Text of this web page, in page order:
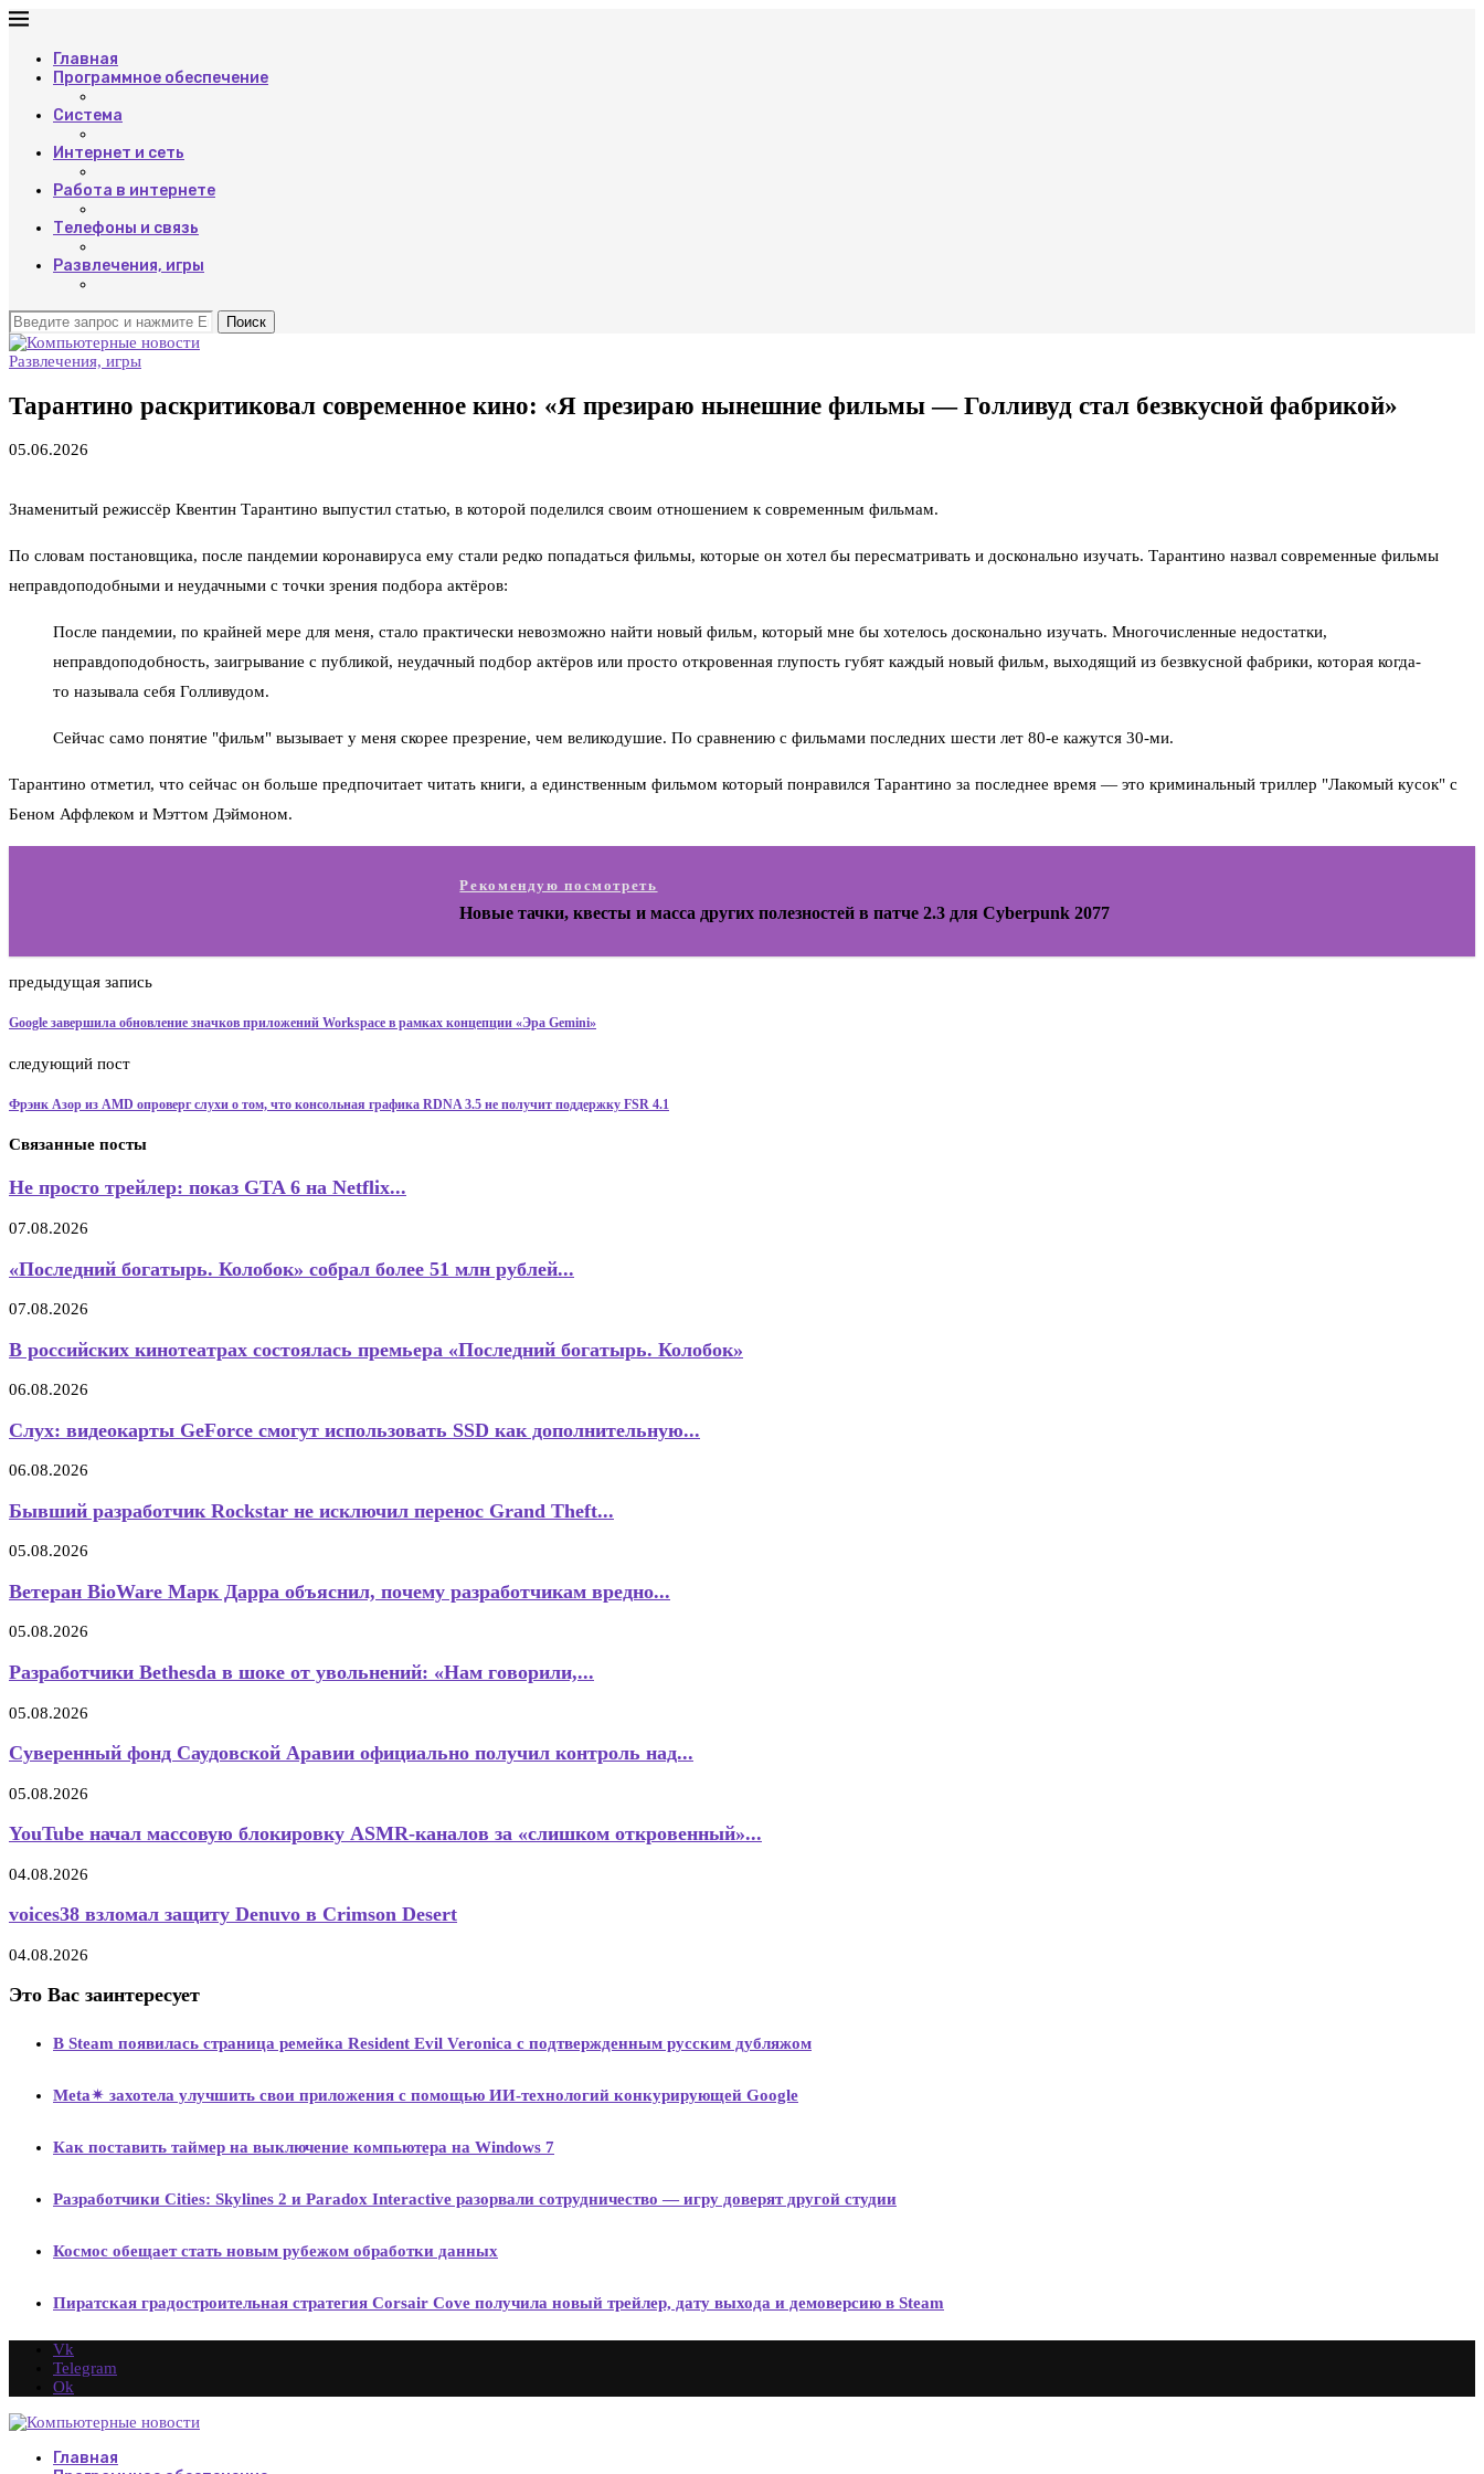
Главная
Программное обеспечение
Система
Интернет и сеть
Работа в интернете
Телефоны и связь
Развлечения, игры
Поиск
Развлечения, игры
Тарантино раскритиковал современное кино: «Я презираю нынешние фильмы — Голливуд стал безвкусной фабрикой»
05.06.2026
Знаменитый режиссёр Квентин Тарантино выпустил статью, в которой поделился своим отношением к современным фильмам.
По словам постановщика, после пандемии коронавируса ему стали редко попадаться фильмы, которые он хотел бы пересматривать и досконально изучать. Тарантино назвал современные фильмы
неправдоподобными и неудачными с точки зрения подбора актёров:
После пандемии, по крайней мере для меня, стало практически невозможно найти новый фильм, который мне бы хотелось досконально изучать. Многочисленные недостатки,
неправдоподобность, заигрывание с публикой, неудачный подбор актёров или просто откровенная глупость губят каждый новый фильм, выходящий из безвкусной фабрики, которая когда-
то называла себя Голливудом.
Сейчас само понятие "фильм" вызывает у меня скорее презрение, чем великодушие. По сравнению с фильмами последних шести лет 80-е кажутся 30-ми.
Тарантино отметил, что сейчас он больше предпочитает читать книги, а единственным фильмом который понравился Тарантино за последнее время — это криминальный триллер "Лакомый кусок" с
Беном Аффлеком и Мэттом Дэймоном.
Рекомендую посмотреть
Новые тачки, квесты и масса других полезностей в патче 2.3 для Cyberpunk 2077
предыдущая запись
Google завершила обновление значков приложений Workspace в рамках концепции «Эра Gemini»
следующий пост
Фрэнк Азор из AMD опроверг слухи о том, что консольная графика RDNA 3.5 не получит поддержку FSR 4.1
Связанные посты
Не просто трейлер: показ GTA 6 на Netflix...
07.08.2026
«Последний богатырь. Колобок» собрал более 51 млн рублей...
07.08.2026
В российских кинотеатрах состоялась премьера «Последний богатырь. Колобок»
06.08.2026
Слух: видеокарты GeForce смогут использовать SSD как дополнительную...
06.08.2026
Бывший разработчик Rockstar не исключил перенос Grand Theft...
05.08.2026
Ветеран BioWare Марк Дарра объяснил, почему разработчикам вредно...
05.08.2026
Разработчики Bethesda в шоке от увольнений: «Нам говорили,...
05.08.2026
Суверенный фонд Саудовской Аравии официально получил контроль над...
05.08.2026
YouTube начал массовую блокировку ASMR-каналов за «слишком откровенный»...
04.08.2026
voices38 взломал защиту Denuvo в Crimson Desert
04.08.2026
Это Вас заинтересует
В Steam появилась страница ремейка Resident Evil Veronica с подтвержденным русским дубляжом
Meta✴ захотела улучшить свои приложения с помощью ИИ-технологий конкурирующей Google
Как поставить таймер на выключение компьютера на Windows 7
Разработчики Cities: Skylines 2 и Paradox Interactive разорвали сотрудничество — игру доверят другой студии
Космос обещает стать новым рубежом обработки данных
Пиратская градостроительная стратегия Corsair Cove получила новый трейлер, дату выхода и демоверсию в Steam
Vk
Telegram
Ok
Главная